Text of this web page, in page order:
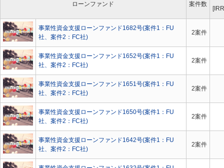
ローンファンド 案件数
事業性資金支援ローンファンド1682号(案件1：FU
社、案件2：FC社)
2案件
事業性資金支援ローンファンド1652号(案件1：FU
社、案件2：FC社)
2案件
事業性資金支援ローンファンド1651号(案件1：FU
社、案件2：FC社)
2案件
事業性資金支援ローンファンド1650号(案件1：FU
社、案件2：FC社)
2案件
事業性資金支援ローンファンド1642号(案件1：FU
社、案件2：FC社)
2案件